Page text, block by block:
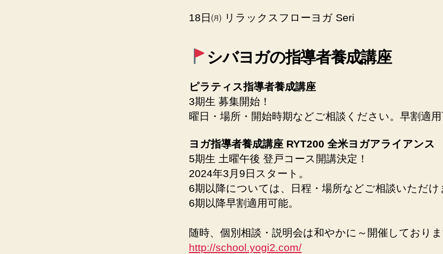
18日㈪ リラックスフローヨガ Seri
シバヨガの指導者養成講座
ピラティス指導者養成講座
3期生 募集開始！
曜日・場所・開始時期などご相談ください。早割適
ヨガ指導者養成講座 RYT200 全米ヨガアライアンス
5期生 土曜午後 登戸コース開講決定！
2024年3月9日スタート。
6期以降については、日程・場所などご相談いただけ
6期以降早割適用可能。
随時、個別相談・説明会は和やかに～開催してお
http://school.yogi2.com/